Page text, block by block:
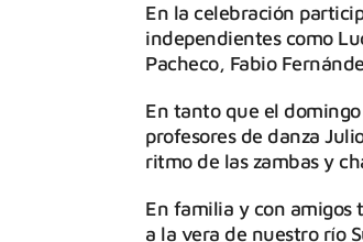
En la celebración
independientes como
Pacheco, Fabio
En tanto que el
profesores de danza
ritmo de las zambas y
En familia y con amigos
a la vera de nuestro río